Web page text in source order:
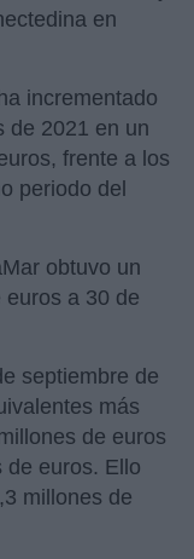
en
incrementado
de 2021 en un
frente a los
periodo del
obtuvo un
a 30 de
septiembre de
más
de euros
de euros. Ello
millones de